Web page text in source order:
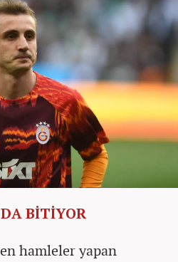
BİTİYOR
hamleler yapan